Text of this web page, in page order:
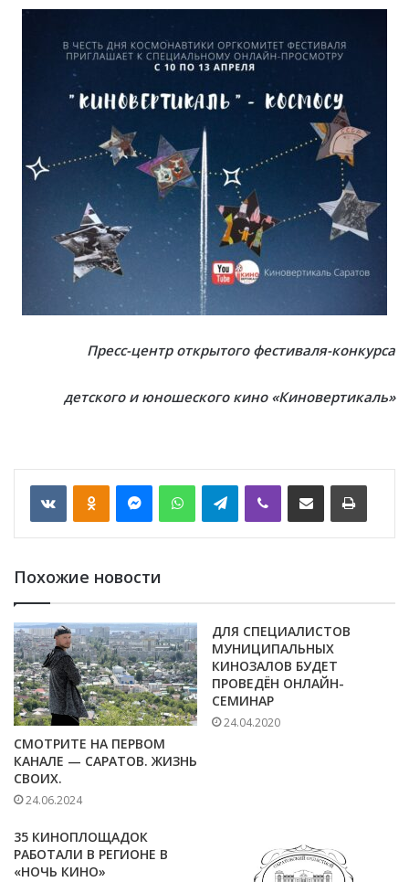
Пресс-центр открытого фестиваля-конкурса
детского и юношеского кино «Киновертикаль»
VKontakte WhatsApp Telegram
Похожие новости
СМОТРИТЕ НА ПЕРВОМ
КАНАЛЕ — САРАТОВ. ЖИЗНЬ
СВОИХ.
24.06.2024
ДЛЯ СПЕЦИАЛИСТОВ
МУНИЦИПАЛЬНЫХ
КИНОЗАЛОВ БУДЕТ
ПРОВЕДЁН ОНЛАЙН-
СЕМИНАР
24.04.2020
35 КИНОПЛОЩАДОК
РАБОТАЛИ В РЕГИОНЕ В
«НОЧЬ КИНО»